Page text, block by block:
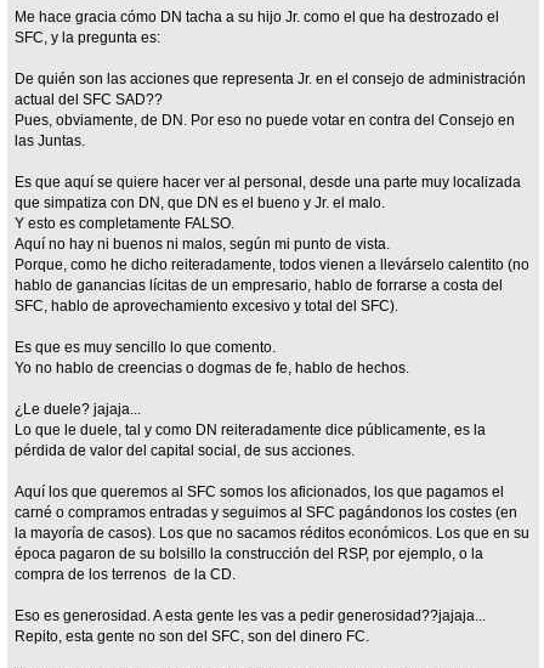
Me hace gracia cómo DN tacha a su hijo Jr. como el que ha destrozado el
SFC, y la pregunta es:
De quién son las acciones que representa Jr. en el consejo de administración
actual del SFC SAD??
Pues, obviamente, de DN. Por eso no puede votar en contra del Consejo en
las Juntas.
Es que aquí se quiere hacer ver al personal, desde una parte muy localizada
que simpatiza con DN, que DN es el bueno y Jr. el malo.
Y esto es completamente FALSO.
Aquí no hay ni buenos ni malos, según mi punto de vista.
Porque, como he dicho reiteradamente, todos vienen a llevárselo calentito (no
hablo de ganancias lícitas de un empresario, hablo de forrarse a costa del
SFC, hablo de aprovechamiento excesivo y total del SFC).
Es que es muy sencillo lo que comento.
Yo no hablo de creencias o dogmas de fe, hablo de hechos.
¿Le duele? jajaja...
Lo que le duele, tal y como DN reiteradamente dice públicamente, es la
pérdida de valor del capital social, de sus acciones.
Aquí los que queremos al SFC somos los aficionados, los que pagamos el
carné o compramos entradas y seguimos al SFC pagándonos los costes (en
la mayoría de casos). Los que no sacamos réditos económicos. Los que en su
época pagaron de su bolsillo la construcción del RSP, por ejemplo, o la
compra de los terrenos de la CD.
Eso es generosidad. A esta gente les vas a pedir generosidad??jajaja...
Repito, esta gente no son del SFC, son del dinero FC.